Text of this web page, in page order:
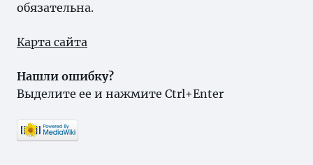
обязательна.
Карта сайта
Нашли ошибку?
Выделите ее и нажмите Ctrl+Enter